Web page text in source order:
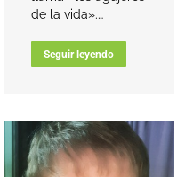
de la vida».…
Seguir leyendo